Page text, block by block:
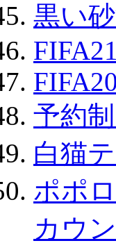
黒い
FIFA21
FIFA20
予約
白猫
ポポ
カウ